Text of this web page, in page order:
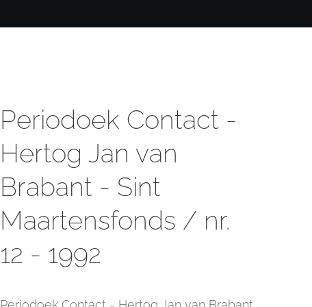
Periodoek Contact -
Hertog Jan van
Brabant - Sint
Maartensfonds / nr.
12 - 1992